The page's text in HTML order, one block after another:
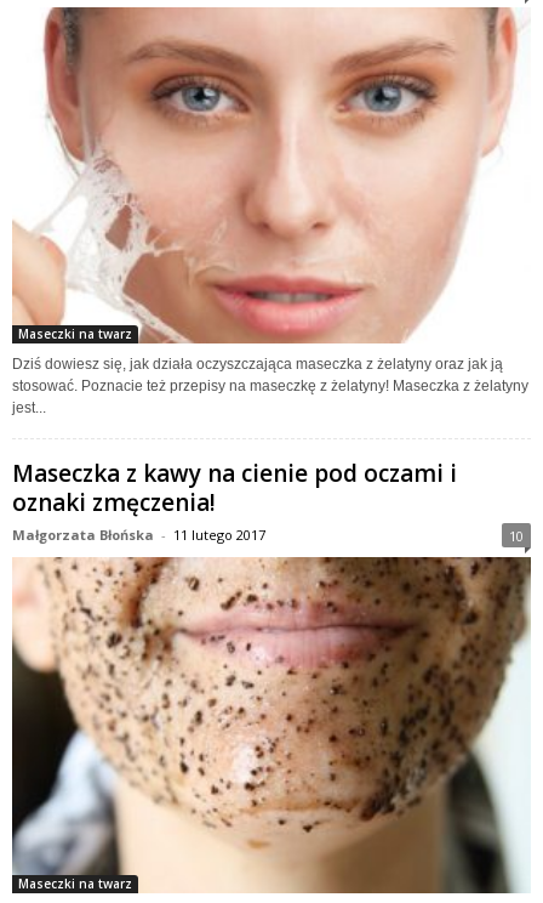
Maseczki na twarz
Dziś dowiesz się, jak działa oczyszczająca maseczka z żelatyny oraz jak ją
stosować. Poznacie też przepisy na maseczkę z żelatyny! Maseczka z żelatyny
jest...
Maseczka z kawy na cienie pod oczami i
oznaki zmęczenia!
Małgorzata Błońska - 11 lutego 2017 10
Maseczki na twarz